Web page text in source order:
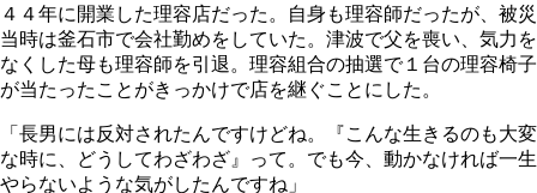
４４年に開業した理容店だった。自身も理容師だったが、被災
当時は釜石市で会社勤めをしていた。津波で父を喪い、気力を
なくした母も理容師を引退。理容組合の抽選で１台の理容椅子
が当たったことがきっかけで店を継ぐことにした。
「長男には反対されたんですけどね。『こんな生きるのも大変
な時に、どうしてわざわざ』って。でも今、動かなければ一生
やらないような気がしたんですね」